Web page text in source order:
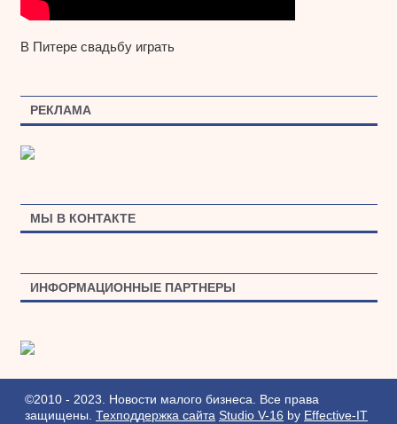
В Питере свадьбу играть
РЕКЛАМА
МЫ В КОНТАКТЕ
ИНФОРМАЦИОННЫЕ ПАРТНЕРЫ
©2010 - 2023. Новости малого бизнеса. Все права
защищены. Техподдержка сайта Studio V-16 by Effective-IT